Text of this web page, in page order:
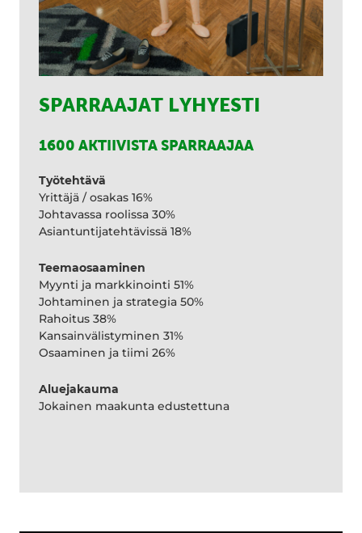
SPARRAAJAT LYHYESTI
1600 AKTIIVISTA SPARRAAJAA
Työtehtävä
Yrittäjä / osakas 16%
Johtavassa roolissa 30%
Asiantuntijatehtävissä 18%
Teemaosaaminen
Myynti ja markkinointi 51%
Johtaminen ja strategia 50%
Rahoitus 38%
Kansainvälistyminen 31%
Osaaminen ja tiimi 26%
Aluejakauma
Jokainen maakunta edustettuna